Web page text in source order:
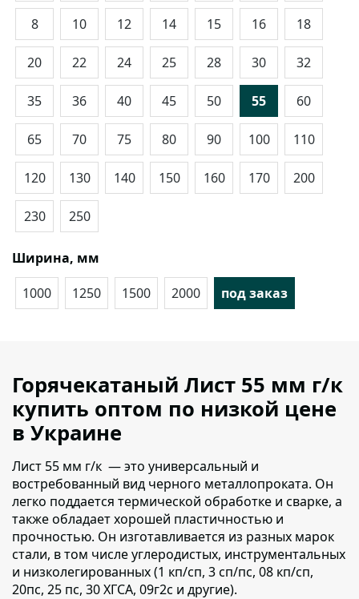
8 10 12 14 15 16 18
20 22 24 25 28 30 32
35 36 40 45 50 55 60
65 70 75 80 90 100 110
120 130 140 150 160 170 200
230 250
Ширина, мм
1000
1250 1500 2000 под заказ
Горячекатаный Лист 55 мм г/к
купить оптом по низкой цене
в Украине
Лист 55 мм г/к — это универсальный и
востребованный вид черного металлопроката. Он
легко поддается термической обработке и сварке, а
также обладает хорошей пластичностью и
прочностью. Он изготавливается из разных марок
стали, в том числе углеродистых, инструментальных
и низколегированных (1 кп/сп, 3 сп/пс, 08 кп/сп,
20пс, 25 пс, 30 ХГСА, 09г2с и другие).